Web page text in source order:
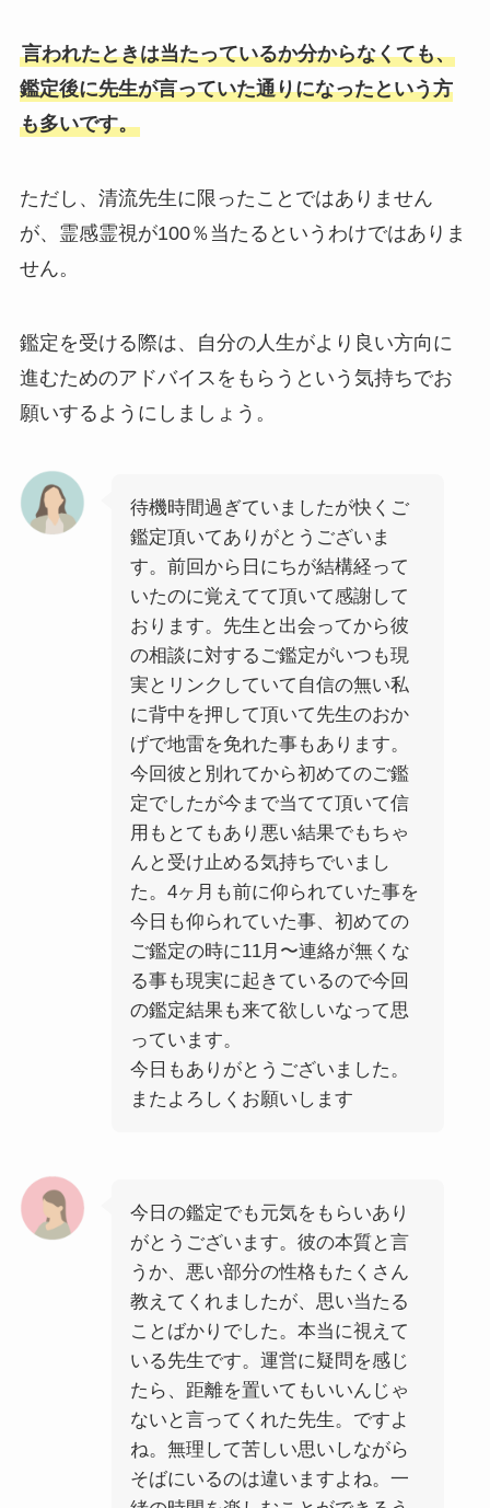
言われたときは当たっているか分からなくても、
鑑定後に先生が言っていた通りになったという方
も多いです。
ただし、清流先生に限ったことではありません
が、霊感霊視が100％当たるというわけではありま
せん。
鑑定を受ける際は、自分の人生がより良い方向に
進むためのアドバイスをもらうという気持ちでお
願いするようにしましょう。
待機時間過ぎていましたが快くご
鑑定頂いてありがとうございま
す。前回から日にちが結構経って
いたのに覚えてて頂いて感謝して
おります。先生と出会ってから彼
の相談に対するご鑑定がいつも現
実とリンクしていて自信の無い私
に背中を押して頂いて先生のおか
げで地雷を免れた事もあります。
今回彼と別れてから初めてのご鑑
定でしたが今まで当てて頂いて信
用もとてもあり悪い結果でもちゃ
んと受け止める気持ちでいまし
た。4ヶ月も前に仰られていた事を
今日も仰られていた事、初めての
ご鑑定の時に11月〜連絡が無くな
る事も現実に起きているので今回
の鑑定結果も来て欲しいなって思
っています。
今日もありがとうございました。
またよろしくお願いします
今日の鑑定でも元気をもらいあり
がとうございます。彼の本質と言
うか、悪い部分の性格もたくさん
教えてくれましたが、思い当たる
ことばかりでした。本当に視えて
いる先生です。運営に疑問を感じ
たら、距離を置いてもいいんじゃ
ないと言ってくれた先生。ですよ
ね。無理して苦しい思いしながら
そばにいるのは違いますよね。一